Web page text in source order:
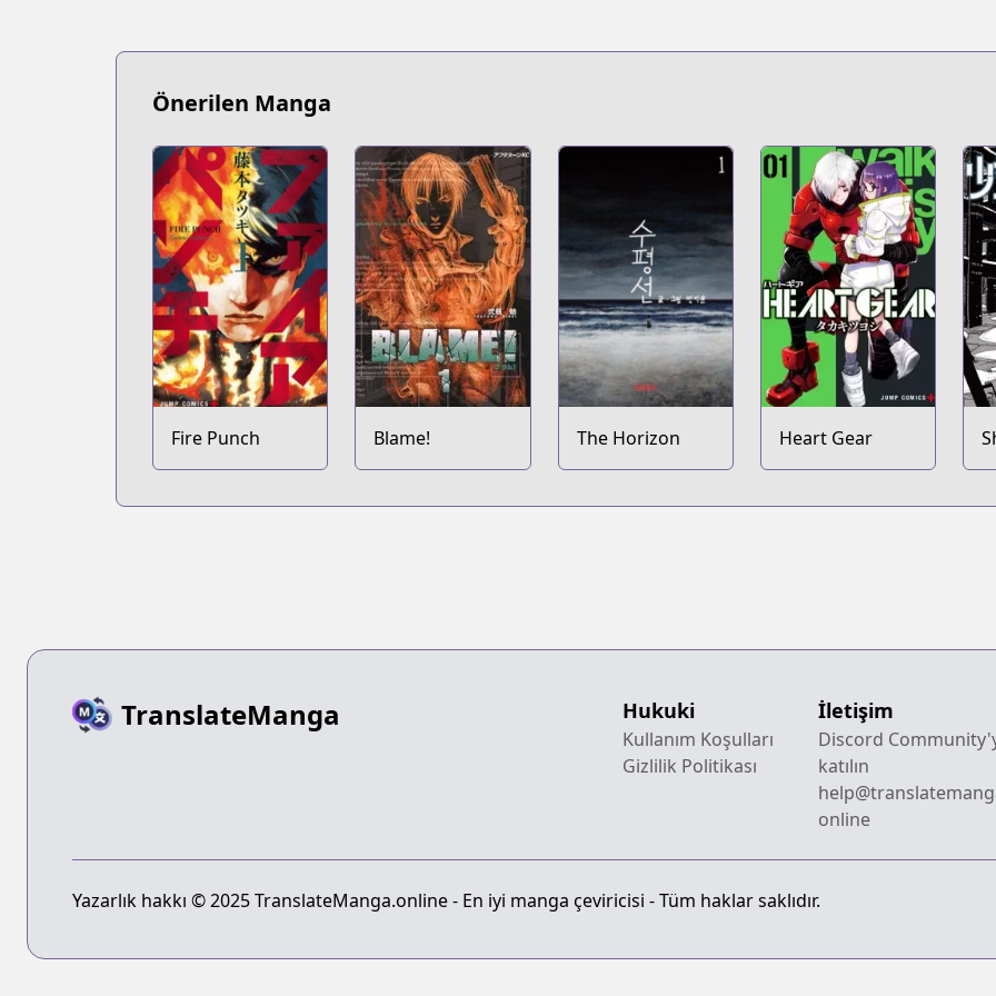
Önerilen Manga
Fire Punch Blame! The Horizon Heart Gear
TranslateManga Hukuki
Kullanım Koşulları
Gizlilik Politikası
İletişim
Discord
katılın
online
Yazarlık hakkı © 2025 TranslateManga.online - En iyi manga çeviricisi - Tüm haklar saklıdır.